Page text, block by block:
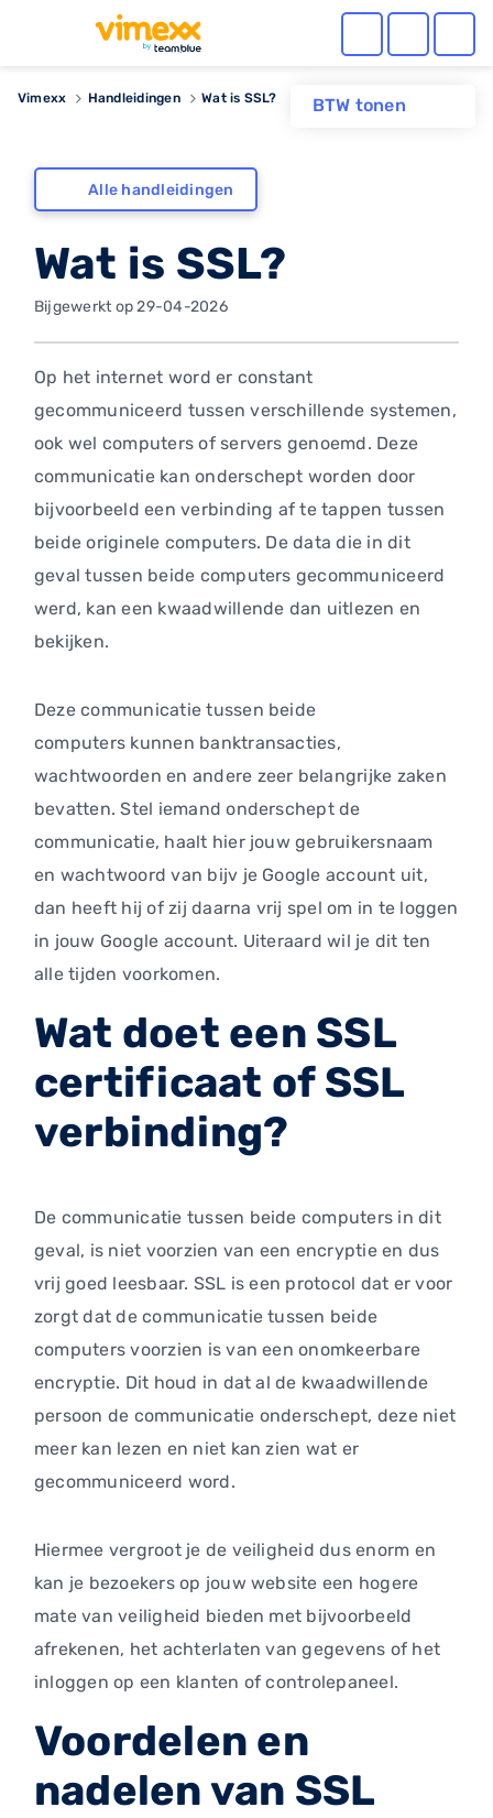
BTW tonen
Vimexx Handleidingen Wat is SSL?
Alle handleidingen
Wat is SSL?
Bijgewerkt op 29-04-2026
Op het internet word er constant
gecommuniceerd tussen verschillende systemen,
ook wel computers of servers genoemd. Deze
communicatie kan onderschept worden door
bijvoorbeeld een verbinding af te tappen tussen
beide originele computers. De data die in dit
geval tussen beide computers gecommuniceerd
werd, kan een kwaadwillende dan uitlezen en
bekijken.
Deze communicatie tussen beide
computers kunnen banktransacties,
wachtwoorden en andere zeer belangrijke zaken
bevatten. Stel iemand onderschept de
communicatie, haalt hier jouw gebruikersnaam
en wachtwoord van bijv je Google account uit,
dan heeft hij of zij daarna vrij spel om in te loggen
in jouw Google account. Uiteraard wil je dit ten
alle tijden voorkomen.
Wat doet een SSL
certificaat of SSL
verbinding?
De communicatie tussen beide computers in dit
geval, is niet voorzien van een encryptie en dus
vrij goed leesbaar. SSL is een protocol dat er voor
zorgt dat de communicatie tussen beide
computers voorzien is van een onomkeerbare
encryptie. Dit houd in dat al de kwaadwillende
persoon de communicatie onderschept, deze niet
meer kan lezen en niet kan zien wat er
gecommuniceerd word.
Hiermee vergroot je de veiligheid dus enorm en
kan je bezoekers op jouw website een hogere
mate van veiligheid bieden met bijvoorbeeld
afrekenen, het achterlaten van gegevens of het
inloggen op een klanten of controlepaneel.
Voordelen en
nadelen van SSL